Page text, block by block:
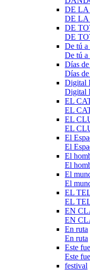
DE LA
DE LA
DE
DE
De tú a
De tú a
Días
Días
Digital
Digital
EL
EL
EL
EL
El
El
El
El
El
El
EL
EL
EN
EN
En ruta
En ruta
Este
Este
festival